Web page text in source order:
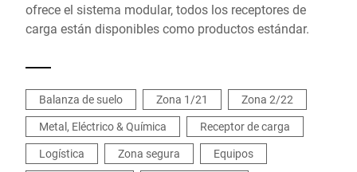
ofrece el sistema modular, todos los receptores de
carga están disponibles como productos estándar.
Balanza de suelo Zona 1/21
Zona 2/22
Metal, Eléctrico & Química
Receptor de carga
Logística
Zona segura
Equipos